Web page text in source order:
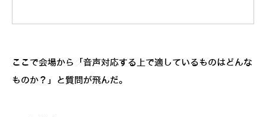
ここで会場から「音声対応する上で適しているものはどんな
ものか？」と質問が飛んだ。